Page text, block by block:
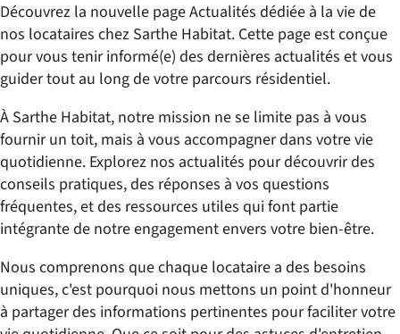
Découvrez la nouvelle page Actualités dédiée à la vie de
nos locataires chez Sarthe Habitat. Cette page est conçue
pour vous tenir informé(e) des dernières actualités et vous
guider tout au long de votre parcours résidentiel.
À Sarthe Habitat, notre mission ne se limite pas à vous
fournir un toit, mais à vous accompagner dans votre vie
quotidienne. Explorez nos actualités pour découvrir des
conseils pratiques, des réponses à vos questions
fréquentes, et des ressources utiles qui font partie
intégrante de notre engagement envers votre bien-être.
Nous comprenons que chaque locataire a des besoins
uniques, c'est pourquoi nous mettons un point d'honneur
à partager des informations pertinentes pour faciliter votre